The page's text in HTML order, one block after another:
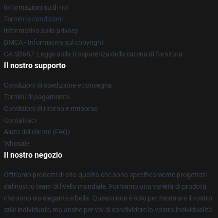
Informazioni su di noi
Termini e condizioni
Informativa sulla privacy
DMCA - Informativa sul copyright
CA SB657: Legge sulla trasparenza della catena di fornitura
Il nostro supporto
Condizioni di spedizione e consegna
Termini di pagamento
Condizioni di ritorno e rimborso
Contattaci
Aiuto del cliente (FAQ)
Whosale
Il nostro negozio
Offriamo prodotti di alta qualità che sono specificamente progettati
dal nostro team di livello mondiale. Forniamo una varietà di prodotti
che sono sia elegante e bella. Questo non è solo per mostrare il vostro
stile individuale, ma anche per voi di condividere la vostra individualità